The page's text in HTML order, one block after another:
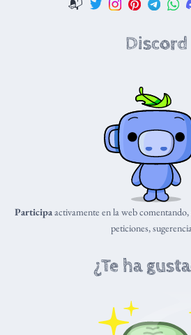
📬
Discord
Participaactivamente en la web
peticiones,
¿Te ha